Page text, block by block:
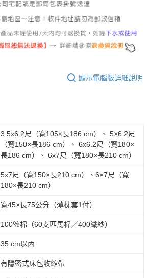
顯示電腦版詳細說明
3.5x6.2尺（寬105×長186 cm）、 5×6.2尺
（寬150×長186 cm）、 6x6.2尺（寬180×
長186 cm）、 6x7尺（寬180×長210 cm）
5x7尺（寬150×長210 cm）、6×7尺（寬
180×長210 cm）
寬45×長75公分（薄枕套1付）
100％棉（60支匹馬棉／400織紗）
35 cm以內
有隱密式床包收縮帶